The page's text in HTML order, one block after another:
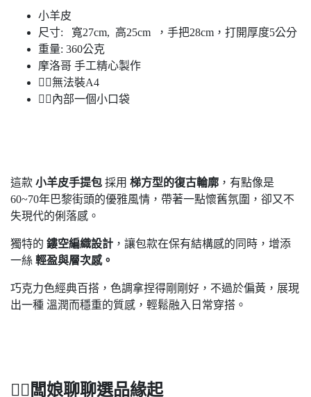
小羊皮
尺寸: 寬27cm, 高25cm ，手把28cm，打開厚度5公分
重量: 360公克
摩洛哥 手工精心製作
🙅‍♀️無法裝A4
🙅‍♀️內部一個小口袋
這款 小羊皮手提包 採用 梯方型的復古輪廓 ，有點像是
60~70年巴黎街頭的優雅風情，帶著一點懷舊氛圍，卻又不
失現代的俐落感。
獨特的 鏤空編織設計 ，讓包款在保有結構感的同時，增添
一絲 輕盈與層次感。
巧克力色經典百搭，色調拿捏得剛剛好，不過於偏黃，展現
出一種 溫潤而穩重的質感，輕鬆融入日常穿搭。
🙋‍♀️ 闆娘聊聊選品緣起